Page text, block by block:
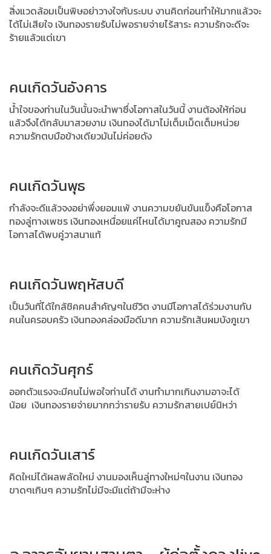
สิ่งแวดล้อมเป็นพิษอย่าวางใจกับระบบ งานคิดก่อนทำให้มากแล้วจะ
ได้ไม่เสียใจ เงินทองรายรับไม่พอรายจ่ายไร้สาระ ความรักจะดีจะ
ร้ายแล้วแต่เขา
คนเกิดวันอังคาร
น้ำใจของท่านในวันนั้นจะนำพาซึ่งโอกาสในวันนี้ งานต้องให้ก่อน
แล้วจึงได้กลับมาสวยงาม เงินทองได้มาไม่เต็มเม็ดเต็มหน่วย
ความรักตบมือข้างเดียวมันไม่ค่อยดัง
คนเกิดวันพุธ
กำลังจะดีแล้วจงอย่าพึ่งยอมแพ้ งานความขยันขันแข็งคือโอกาส
ทองลู่ทางเพชร เงินทองเหนื่อยแค่ไหนได้มาคูณสอง ความรักมี
โอกาสได้พบคู่วาสนาแท้
คนเกิดวันพฤหัสบดี
เป็นวันที่ได้ใกล้ชิคคนสำคัญๆในชีวิต งานมีโอกาสได้ร่วมงานกับ
คนในครอบครัว เงินทองคล่องมือดีมาก ความรักเส้นผมบังภูเขา
คนเกิดวันศุกร์
ออกตัวแรงจะมีคนไม่พอใจท่านได้ งานทำมากเกินงามอาจะได้
น้อย เงินทองรายจ่ายมากกว่ารายรับ ความรักสายเปย์นิหว่า
คนเกิดวันเสาร์
คิดใหม่ได้ผลพลัดใหม่ งานมองเห็นลู่ทางใหม่ๆในงาน เงินทอง
ขาดๆเกินๆ ความรักไม่มีจะมีแต่ถ้ามีจะห่าง